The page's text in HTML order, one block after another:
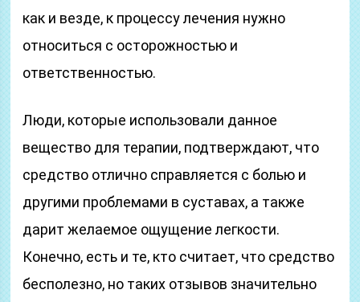
как и везде, к процессу лечения нужно
относиться с осторожностью и
ответственностью.
Люди, которые использовали данное
вещество для терапии, подтверждают, что
средство отлично справляется с болью и
другими проблемами в суставах, а также
дарит желаемое ощущение легкости.
Конечно, есть и те, кто считает, что средство
бесполезно, но таких отзывов значительно